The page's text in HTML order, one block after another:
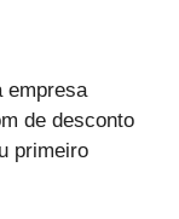
empresa
de desconto
primeiro